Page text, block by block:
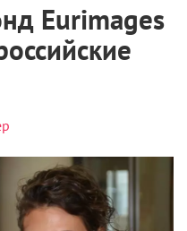
Eurimages